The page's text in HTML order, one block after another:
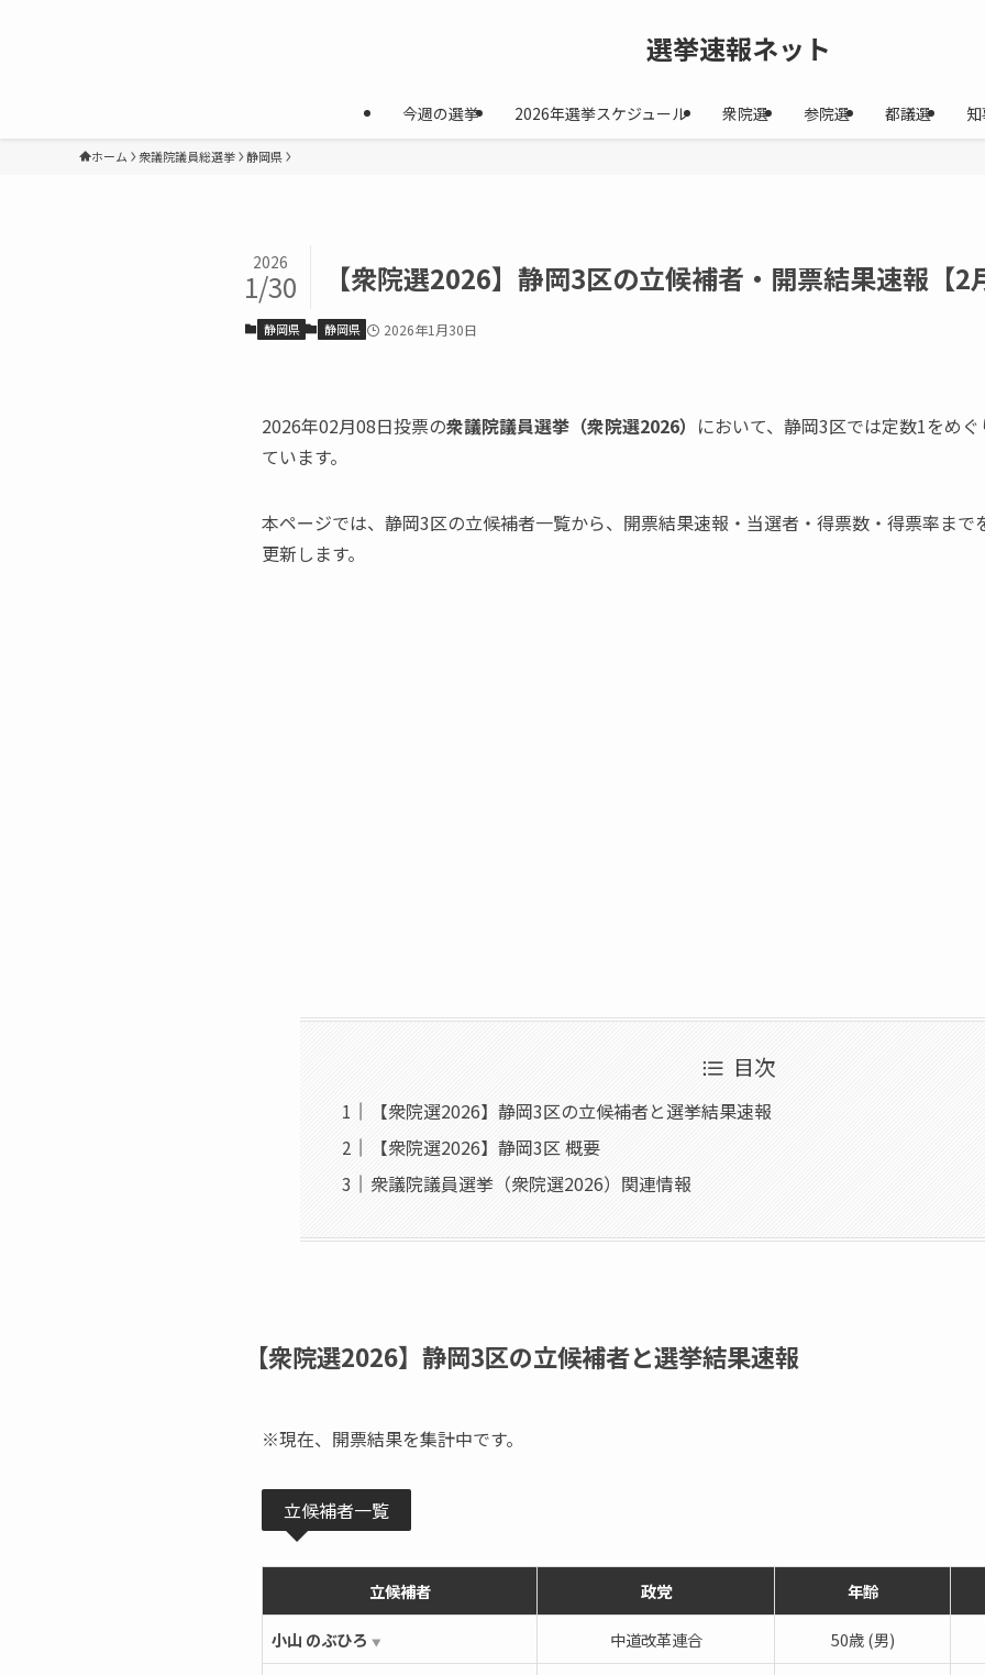
選挙速報ネット
今週の選挙 2026年選挙スケジュール 衆院選 参院選 都議選
ホーム 衆議院議員総選挙 静岡県
【衆院選2026】静岡3区の立候補者・開票結果速報【2
2026
1/30
静岡県 静岡県 2026年1月30日
2026年02月08日投票の衆議院議員選挙（衆院選2026） において、静岡3区では定数1をめ
ています。
本ページでは、静岡3区の立候補者一覧から、開票結果速報・当選者・得票数・得票率まで
更新します。
目次
【衆院選2026】静岡3区の立候補者と選挙結果速報
【衆院選2026】静岡3区 概要
衆議院議員選挙（衆院選2026）関連情報
【衆院選2026】静岡3区の立候補者と選挙結果速報
※現在、開票結果を集計中です。
立候補者一覧
立候補者 政党 年齢
小山 のぶひろ ▼ 中道改革連合 50歳 (男)